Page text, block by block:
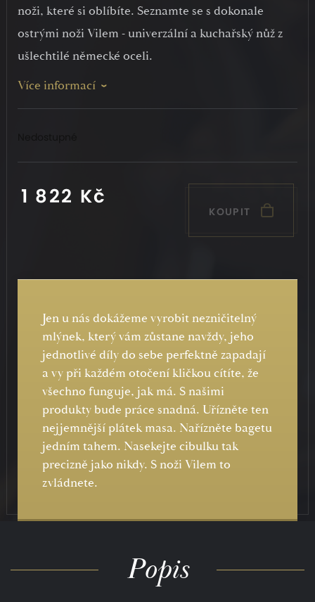
noži, které si oblíbíte. Seznamte se s dokonale
ostrými noži Vilem - univerzální a kuchařský nůž z
ušlechtilé německé oceli.
Více informací
1 822 Kč
KOUPIT
Jen u nás dokážeme vyrobit nezničitelný
mlýnek, který vám zůstane navždy, jeho
jednotlivé díly do sebe perfektně zapadají
a vy při každém otočení kličkou cítíte, že
všechno funguje, jak má. S našimi
produkty bude práce snadná. Uřízněte ten
nejjemnější plátek masa. Nařízněte bagetu
jedním tahem. Nasekejte cibulku tak
precizně jako nikdy. S noži Vilem to
zvládnete.
Popis